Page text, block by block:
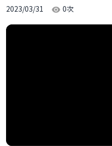
2023/03/31 0次